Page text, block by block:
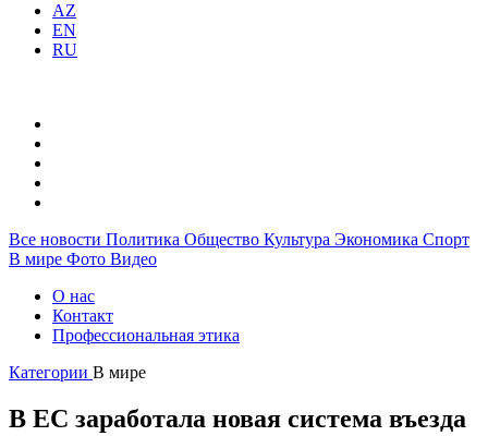
AZ
EN
RU
Все новости Политика Общество Культура Экономика Спорт
В мире Фото Видео
О нас
Контакт
Профессиональная этика
Категории В мире
В ЕС заработала новая система въезда